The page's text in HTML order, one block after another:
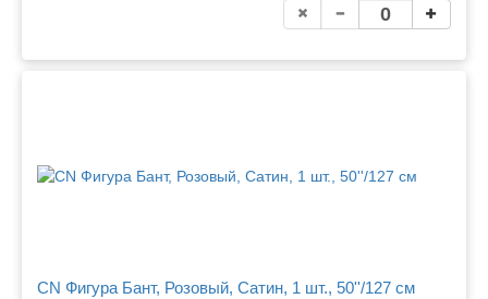
CN Фигура Бант, Розовый, Сатин, 1 шт., 50''/127 см